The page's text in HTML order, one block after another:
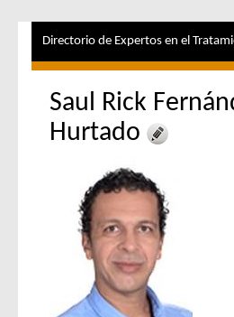
Directorio de Expertos en el
Saul Rick
Hurtado